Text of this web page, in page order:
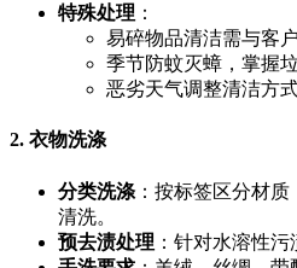
特殊处理 ​：
易碎物品清洁需与客户
季节防蚊灭蟑，掌握
恶劣天气调整清洁方
2. 衣物洗涤
分类洗涤 ：按标签区分材
清洗。
预去渍处理 ：针对水溶性污